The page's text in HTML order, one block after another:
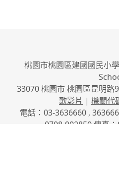
桃園市桃園區建國國民小
33070 桃園市 桃園區昆明路
歌影片 | 機關代
電話：03-3636660 ,
0708-902850 傳真